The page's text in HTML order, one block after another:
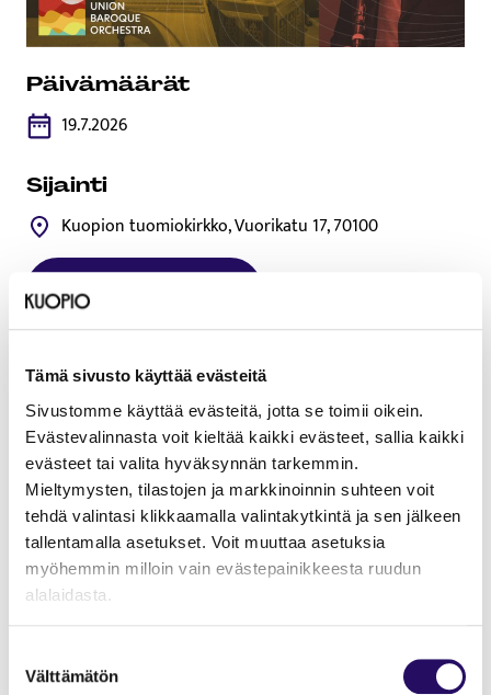
Tämä sivusto käyttää evästeitä
Sivustomme käyttää evästeitä, jotta se toimii oikein.
Evästevalinnasta voit kieltää kaikki evästeet, sallia kaikki
evästeet tai valita hyväksynnän tarkemmin.
Mieltymysten, tilastojen ja markkinoinnin suhteen voit
tehdä valintasi klikkaamalla valintakytkintä ja sen jälkeen
tallentamalla asetukset. Voit muuttaa asetuksia
myöhemmin milloin vain evästepainikkeesta ruudun
alalaidasta.
Lue lisää sivustostamme ja evästeistä
valinta
Välttämätön
Päivämäärät
19.7.2026
Sijainti
Kuopion tuomiokirkko, Vuorikatu 17, 70100
Lue lisää tapahtumasta
BarokkiKuopion päätöskonsertti vie kuulijat
sydämeen! Illan ohjelma virtaa Pariisin loistokkaasta
hovimusiikista Jean Baptiste Lullyn teoksen Alceste kautta
Rooman, Salzburgin, Prahan, Venetsian ja Hampurin
sävelmaisemiin.
Konsertissa esiintyy European Union Baroque Orchestra,
oboisti Alfredo Bernardinin johdolla.
seuraavan sukupolven barokkimuusikot ainutlaatuiselle